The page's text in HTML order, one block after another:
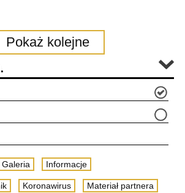
Pokaż kolejne
Galeria Informacje
Koronawirus Materiał partnera